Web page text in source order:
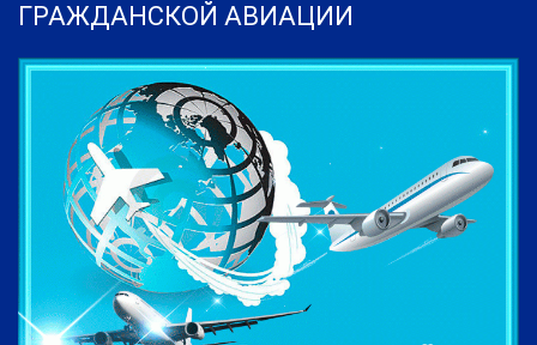
ГРАЖДАНСКОЙ АВИАЦИИ